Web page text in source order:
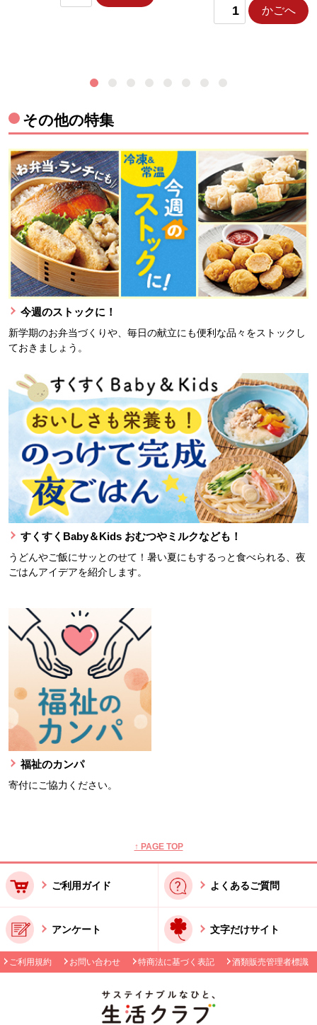
かごへ
その他の特集
今週のストックに！
新学期のお弁当づくりや、毎日の献立にも便利な品々をストックし
ておきましょう。
すくすくBaby＆Kids おむつやミルクなども！
うどんやご飯にサッとのせて！暑い夏にもするっと食べられる、夜
ごはんアイデアを紹介します。
福祉のカンパ
寄付にご協力ください。
↑ PAGE TOP
ご利用ガイド よくあるご質問
アンケート 文字だけサイト
ご利用規約 お問い合わせ 特商法に基づく表記 酒類販売管理者標識